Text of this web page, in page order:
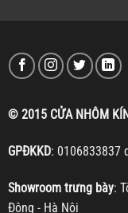
© 2015 CỬA NHÔM
GPĐKKD: 0106833837
Showroom trưng bày:
Đông - Hà Nội